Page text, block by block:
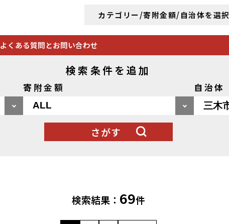
カテゴリー/寄附金額/自治体を選択
よくある質問とお問い合わせ
検索条件を追加
寄附金額 自治体
さがす
検索結果： 69件